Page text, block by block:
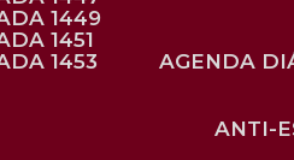
1449
1451
1453
AGENDA
ANTI-